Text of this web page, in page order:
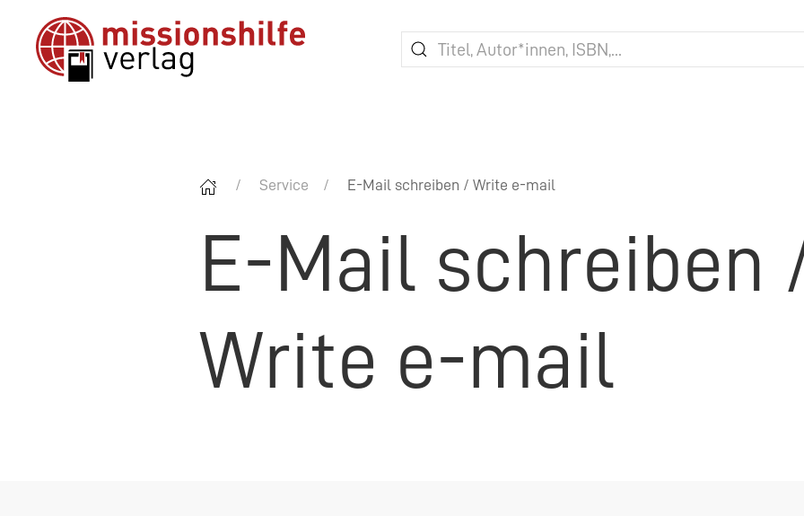
Service E-Mail schreiben / Write e-mail
E-Mail schreiben
Write e-mail